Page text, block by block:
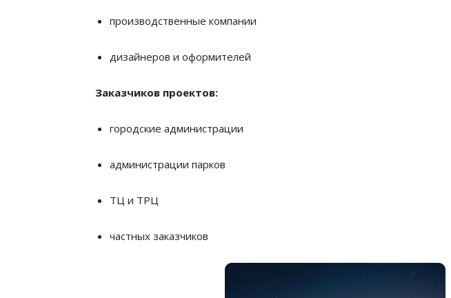
производственные компании
дизайнеров и оформителей
Заказчиков проектов:
городские администрации
администрации парков
ТЦ и ТРЦ
частных заказчиков